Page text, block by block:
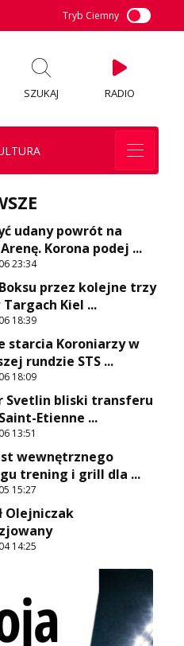
Tryb Ciemny
SZUKAJ RADIO
udany powrót na
Korona podej ...
23:34
przez kolejne trzy
Kiel ...
18:39
starcia Koroniarzy w
rundzie STS ...
18:09
Svetlin bliski transferu
Etienne ...
13:51
wewnętrznego
trening i grill dla ...
15:27
Olejniczak
14:25